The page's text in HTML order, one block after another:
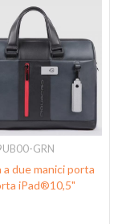
GRN
a due manici porta
iPad®10,5"